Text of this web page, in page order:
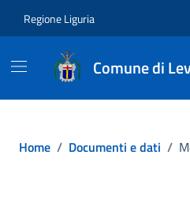
Regione Liguria
Comune di
Home / Documenti e dati /